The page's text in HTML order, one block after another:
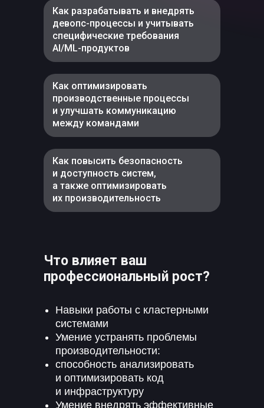
Как разрабатывать и внедрять
девопс-процессы и учитывать
специфические требования
AI/ML-продуктов
Как оптимизировать
производственные процессы
и улучшать коммуникацию
между командами
Как повысить безопасность
и доступность систем,
а также оптимизировать
их производительность
Что влияет ваш
профессиональный рост?
Навыки работы с кластерными
системами
Умение устранять проблемы
производительности:
способность анализировать
и оптимизировать код
и инфраструктуру
Умение внедрять эффективные